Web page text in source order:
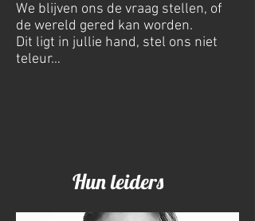
We blijven ons de vraag stellen, of
de wereld gered kan worden.
Dit ligt in jullie hand, stel ons niet
teleur…
Hun leiders